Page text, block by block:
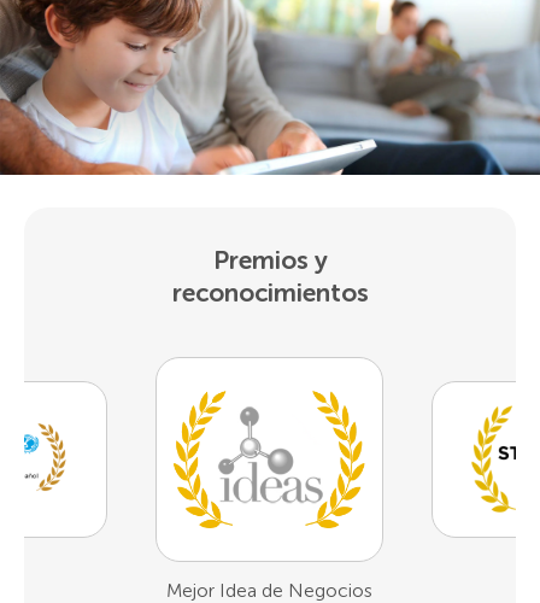
Premios y
reconocimientos
1er Lugar Demo Day